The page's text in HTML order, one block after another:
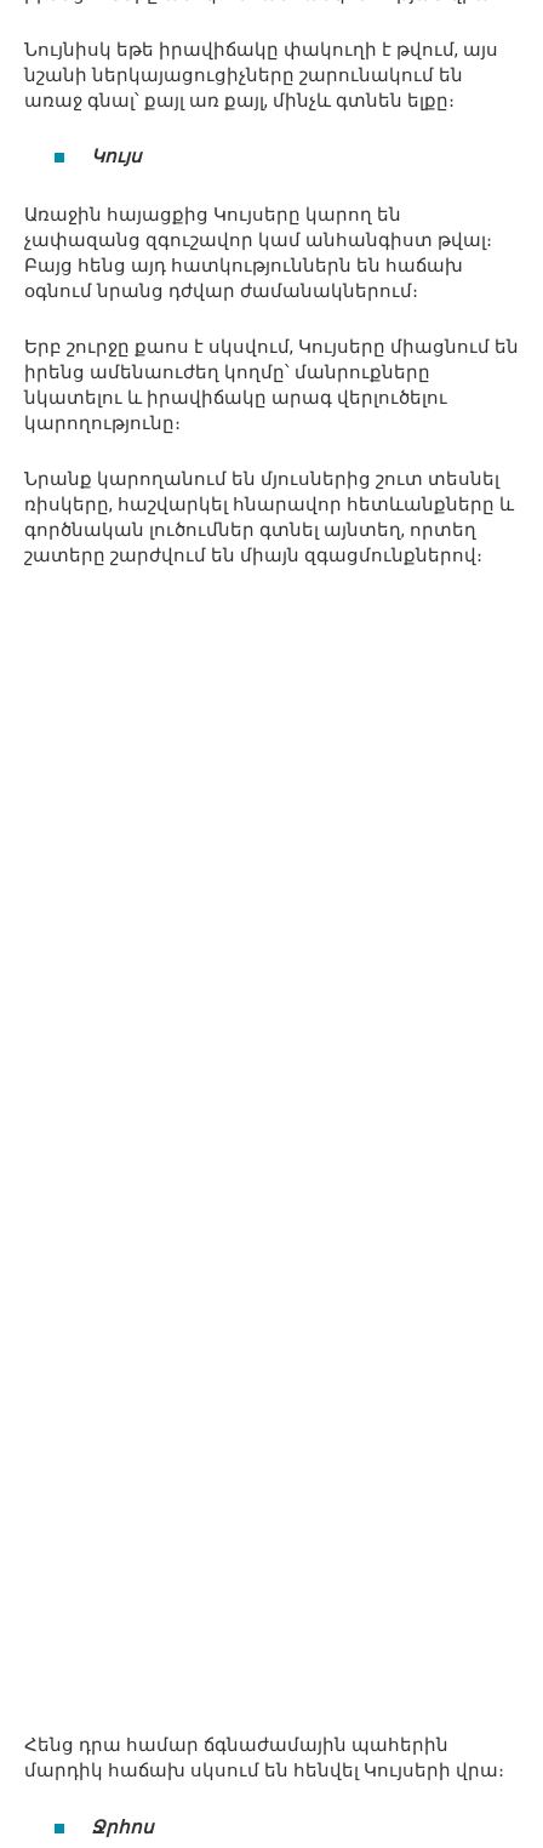
Նույնիսկ եթե իրավիճակը փակուղի է թվում, այս
նշանի ներկայացուցիչները շարունակում են
առաջ գնալ՝ քայլ առ քայլ, մինչև գտնեն ելքը։
Կույս
Առաջին հայացքից Կույսերը կարող են
չափազանց զգուշավոր կամ անհանգիստ թվալ։
Բայց հենց այդ հատկություններն են հաճախ
օգնում նրանց դժվար ժամանակներում։
Երբ շուրջը քաոս է սկսվում, Կույսերը միացնում են
իրենց ամենաուժեղ կողմը՝ մանրուքները
նկատելու և իրավիճակը արագ վերլուծելու
կարողությունը։
Նրանք կարողանում են մյուսներից շուտ տեսնել
ռիսկերը, հաշվարկել հնարավոր հետևանքները և
գործնական լուծումներ գտնել այնտեղ, որտեղ
շատերը շարժվում են միայն զգացմունքներով։
Հենց դրա համար ճգնաժամային պահերին
մարդիկ հաճախ սկսում են հենվել Կույսերի վրա։
Ջրհոս